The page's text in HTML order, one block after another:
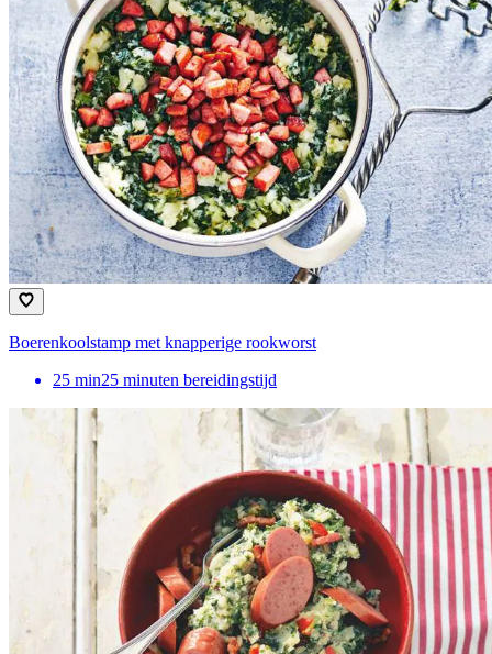
Boerenkoolstamp met knapperige rookworst
25 min25 minuten bereidingstijd